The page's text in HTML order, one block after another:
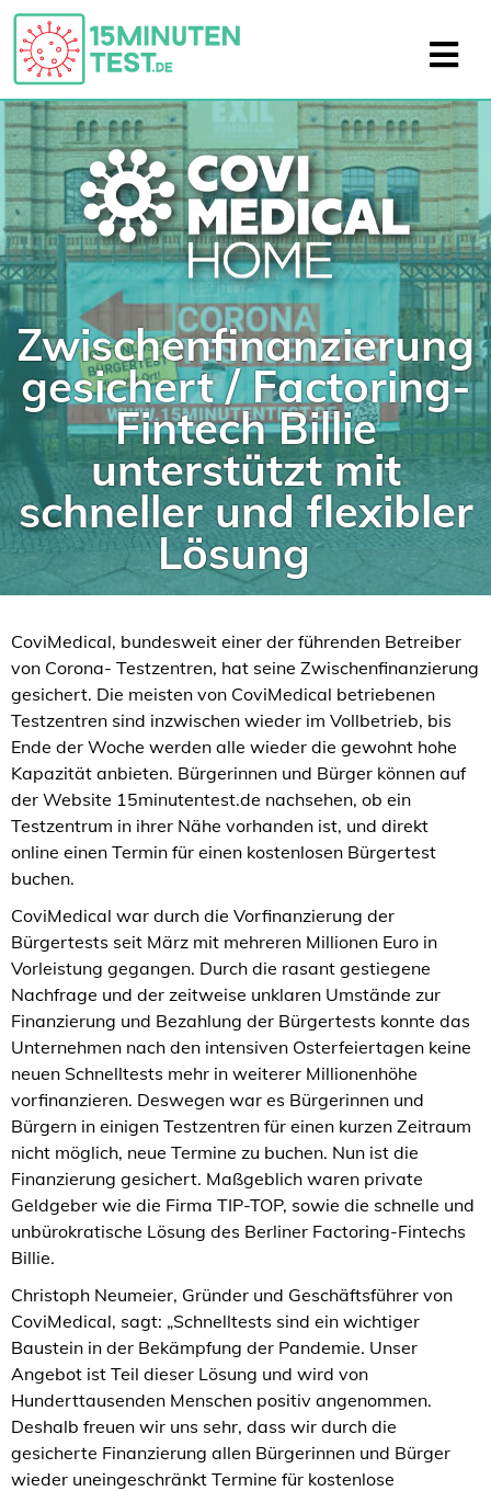
Zwischenfinanzierung
gesichert / Factoring-
Fintech Billie
unterstützt mit
schneller und flexibler
Lösung
CoviMedical, bundesweit einer der führenden Betreiber
von Corona- Testzentren, hat seine Zwischenfinanzierung
gesichert. Die meisten von CoviMedical betriebenen
Testzentren sind inzwischen wieder im Vollbetrieb, bis
Ende der Woche werden alle wieder die gewohnt hohe
Kapazität anbieten. Bürgerinnen und Bürger können auf
der Website 15minutentest.de nachsehen, ob ein
Testzentrum in ihrer Nähe vorhanden ist, und direkt
online einen Termin für einen kostenlosen Bürgertest
buchen.
CoviMedical war durch die Vorfinanzierung der
Bürgertests seit März mit mehreren Millionen Euro in
Vorleistung gegangen. Durch die rasant gestiegene
Nachfrage und der zeitweise unklaren Umstände zur
Finanzierung und Bezahlung der Bürgertests konnte das
Unternehmen nach den intensiven Osterfeiertagen keine
neuen Schnelltests mehr in weiterer Millionenhöhe
vorfinanzieren. Deswegen war es Bürgerinnen und
Bürgern in einigen Testzentren für einen kurzen Zeitraum
nicht möglich, neue Termine zu buchen. Nun ist die
Finanzierung gesichert. Maßgeblich waren private
Geldgeber wie die Firma TIP-TOP, sowie die schnelle und
unbürokratische Lösung des Berliner Factoring-Fintechs
Billie.
Christoph Neumeier, Gründer und Geschäftsführer von
CoviMedical, sagt: „Schnelltests sind ein wichtiger
Baustein in der Bekämpfung der Pandemie. Unser
Angebot ist Teil dieser Lösung und wird von
Hunderttausenden Menschen positiv angenommen.
Deshalb freuen wir uns sehr, dass wir durch die
gesicherte Finanzierung allen Bürgerinnen und Bürger
wieder uneingeschränkt Termine für kostenlose